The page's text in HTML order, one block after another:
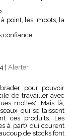
point, les impots, la
confiance.
| Alerter
pour pouvoir
de travailler avec
molles". Mais là,
qui se laissent
ces produits. Les
à part) qui courent
de stocks font